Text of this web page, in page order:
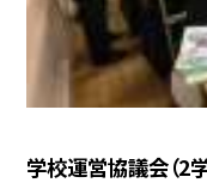
学校運営協議会（2学